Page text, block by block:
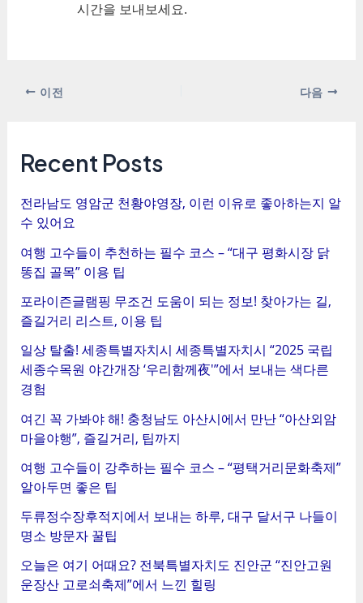
시간을 보내보세요.
이전 다음
Recent Posts
전라남도 영암군 천황야영장, 이런 이유로 좋아하는지 알
수 있어요
여행 고수들이 추천하는 필수 코스 – “대구 평화시장 닭
똥집 골목” 이용 팁
포라이즌글램핑 무조건 도움이 되는 정보! 찾아가는 길,
즐길거리 리스트, 이용 팁
일상 탈출! 세종특별자치시 세종특별자치시 “2025 국립
세종수목원 야간개장 ‘우리함께夜'”에서 보내는 색다른
경험
여긴 꼭 가봐야 해! 충청남도 아산시에서 만난 “아산외암
마을야행”, 즐길거리, 팁까지
여행 고수들이 강추하는 필수 코스 – “평택거리문화축제”
알아두면 좋은 팁
두류정수장후적지에서 보내는 하루, 대구 달서구 나들이
명소 방문자 꿀팁
오늘은 여기 어때요? 전북특별자치도 진안군 “진안고원
운장산 고로쇠축제”에서 느낀 힐링